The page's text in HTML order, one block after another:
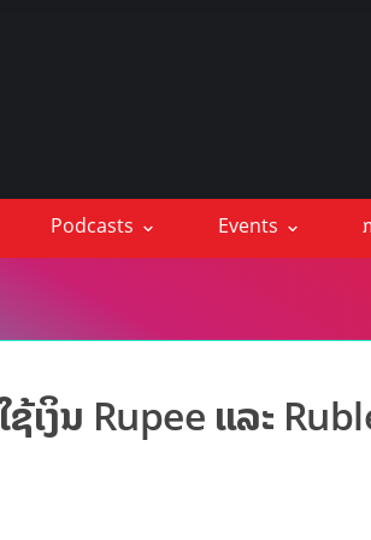
Podcasts Events
ເງິນ Rupee ແລະ